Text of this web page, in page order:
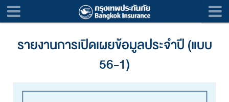
รายงานการเปิดเผยข้อมูลประจำปี (แบบ
56-1)